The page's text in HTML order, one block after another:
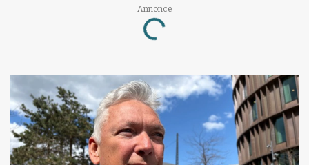
Annonce
Loading...